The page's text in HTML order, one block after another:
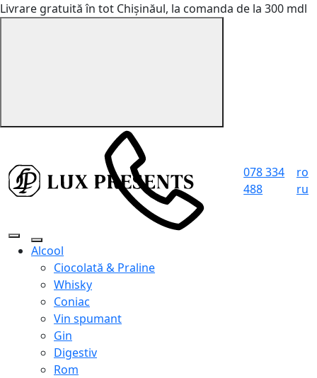
Livrare gratuită în tot Chișinăul, la comanda de la 300 mdl
078 334
488
ro
ru
Alcool
Ciocolată & Praline
Whisky
Coniac
Vin spumant
Gin
Digestiv
Rom